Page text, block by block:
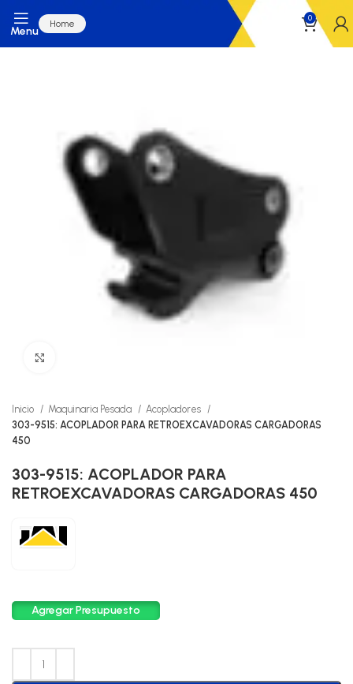
Menu
Home
0
Inicio Maquinaria Pesada
Acopladores
303-9515: ACOPLADOR PARA RETROEXCAVADORAS CARGADORAS
450
303-9515: ACOPLADOR PARA
RETROEXCAVADORAS CARGADORAS 450
Agregar Presupuesto